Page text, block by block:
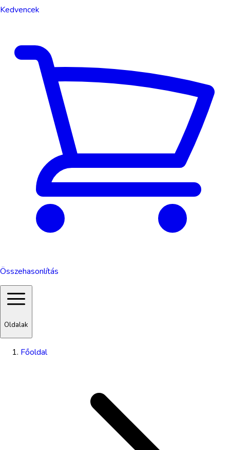
Kedvencek
Összehasonlítás
Oldalak
Főoldal